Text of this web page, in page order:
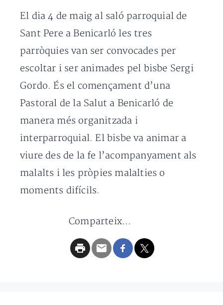
El dia 4 de maig al saló parroquial de
Sant Pere a Benicarló les tres
parròquies van ser convocades per
escoltar i ser animades pel bisbe Sergi
Gordo. És el començament d’una
Pastoral de la Salut a Benicarló de
manera més organitzada i
interparroquial. El bisbe va animar a
viure des de la fe l’acompanyament als
malalts i les pròpies malalties o
moments difícils.
Comparteix...